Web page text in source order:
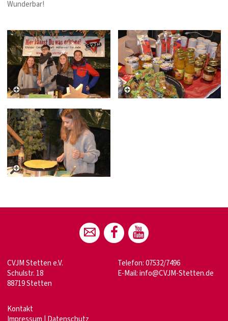
Wunderbar!
CVJM Stetten e.V.
Schulstr. 18
88719 Stetten
Telefon: 07532/7496
E-Mail:info@CVJM-Stetten.de
Kontakt